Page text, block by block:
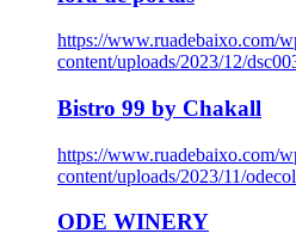
https://www.ruadebaixo.com/
content/uploads/2023/12/
Bistro 99 by Chakall
https://www.ruadebaixo.com/
content/uploads/2023/11/
ODE WINERY